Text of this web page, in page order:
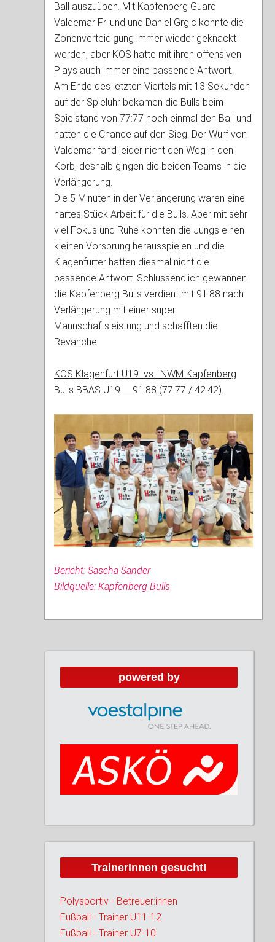
Ball auszuüben. Mit Kapfenberg Guard
Valdemar Frilund und Daniel Grgic konnte die
Zonenverteidigung immer wieder geknackt
werden, aber KOS hatte mit ihren offensiven
Plays auch immer eine passende Antwort.
Am Ende des letzten Viertels mit 13 Sekunden
auf der Spieluhr bekamen die Bulls beim
Spielstand von 77:77 noch einmal den Ball und
hatten die Chance auf den Sieg. Der Wurf von
Valdemar fand leider nicht den Weg in den
Korb, deshalb gingen die beiden Teams in die
Verlängerung.
Die 5 Minuten in der Verlängerung waren eine
hartes Stück Arbeit für die Bulls. Aber mit sehr
viel Fokus und Ruhe konnten die Jungs einen
kleinen Vorsprung herausspielen und die
Klagenfurter hatten diesmal nicht die
passende Antwort. Schlussendlich gewannen
die Kapfenberg Bulls verdient mit 91:88 nach
Verlängerung mit einer super
Mannschaftsleistung und schafften die
Revanche.
KOS Klagenfurt U19 vs. NWM Kapfenberg
Bulls BBAS U19 91:88 (77:77 / 42:42)
Bericht: Sascha Sander
Bildquelle: Kapfenberg Bulls
powered by
TrainerInnen gesucht!
Polysportiv - Betreuer:innen
Fußball - Trainer U11-12
Fußball - Trainer U7-10